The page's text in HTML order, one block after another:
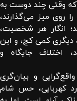
که وقتی چند دوست به
روی میز می‌گذارند،
انگار هر شخصیت،
دیگری کمی کج، و این
اختلاف جایگاه و
و بیان‌گری
کهربایی، حس شام